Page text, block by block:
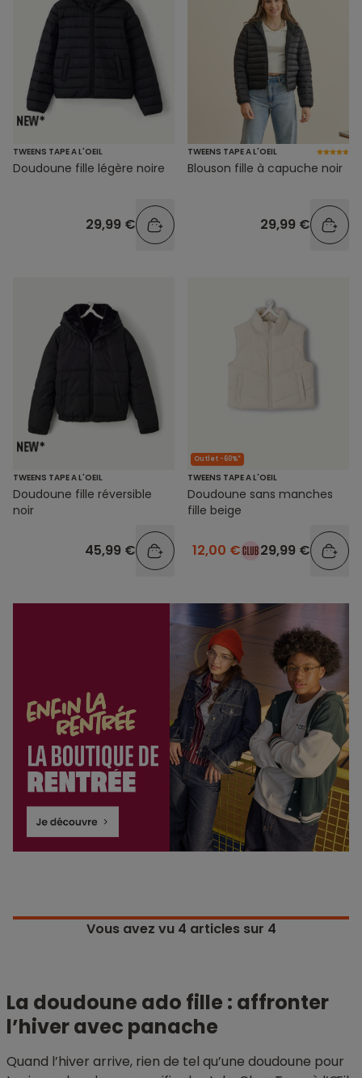
TWEENS TAPE A L'OEIL
Doudoune fille légère noire
29,99 €
TWEENS TAPE A L'OEIL
Blouson fille à capuche noir
29,99 €
TWEENS TAPE A L'OEIL
Doudoune fille réversible
noir
45,99 €
Outlet -60%*
TWEENS TAPE A L'OEIL
Doudoune sans manches
fille beige
12,00 € 29,99 €
Vous avez vu 4 articles sur 4
La doudoune ado fille : affronter
l’hiver avec panache
Quand l’hiver arrive, rien de tel qu’une doudoune pour